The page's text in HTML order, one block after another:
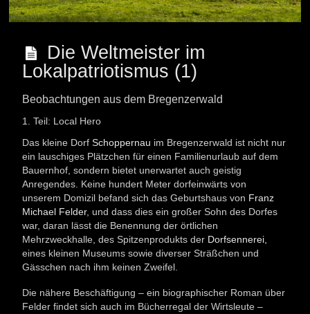
Die Weltmeister im
Lokalpatriotismus (1)
Beobachtungen aus dem Bregenzerwald
1. Teil: Local Hero
Das kleine DorfSchoppernau im Bregenzerwald ist nicht nur
ein lauschiges Plätzchen für einen Familienurlaub auf dem
Bauernhof, sondern bietet unerwartet auch geistig
Anregendes. Keine hundert Meter dorfeinwärts von
unserem Domizil befand sich das Geburtshaus von Franz
Michael Felder, und dass dies ein großer Sohn des Dorfes
war, daran lässt die Benennung der örtlichen
Mehrzweckhalle, des Spitzenprodukts der Dorfsennerei,
eines kleinen Museums sowie diverser Sträßchen und
Gässchen nach ihm keinen Zweifel.
Die nähere Beschäftigung – ein biographischer Roman über
Felder findet sich auch im Bücherregal der Wirtsleute –